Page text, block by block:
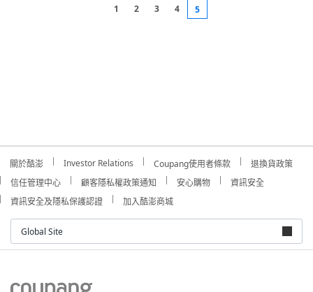
1 2 3 4 5
關於酷澎 Investor Relations Coupang使用者條款
退換貨政策
信任管理中心
顧客隱私權政策通知 安心購物
資訊安全
資訊安全及隱私保護認證
加入酷澎商城
Global Site